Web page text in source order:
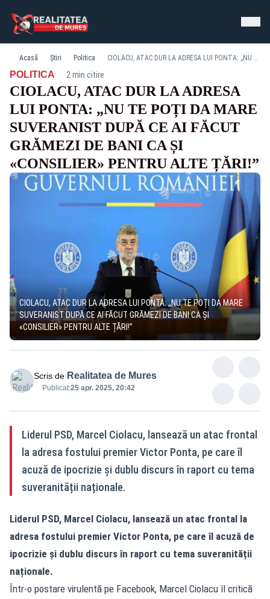
Acasă Știri Politica CIOLACU, ATAC DUR LA ADRESA LUI PONTA: „NU TE POȚI DA MARE SUVERANIST DUPĂ CE AI FĂCUT GRĂMEZI DE BANI CA ȘI «CONSILIER» PENTRU ALTE ȚĂRI!”
POLITICA· 2 min citire
CIOLACU, ATAC DUR LA ADRESA
LUI PONTA: „NU TE POȚI DA MARE
SUVERANIST DUPĂ CE AI FĂCUT
GRĂMEZI DE BANI CA ȘI
«CONSILIER» PENTRU ALTE ȚĂRI!”
CIOLACU, ATAC DUR LA ADRESA LUI PONTA: „NU TE POȚI DA MARE
SUVERANIST DUPĂ CE AI FĂCUT GRĂMEZI DE BANI CA ȘI
«CONSILIER» PENTRU ALTE ȚĂRI!”
Scris de Realitatea de Mures
Publicat:25 apr. 2025, 20:42
Liderul PSD, Marcel Ciolacu, lansează un atac frontal
la adresa fostului premier Victor Ponta, pe care îl
acuză de ipocrizie și dublu discurs în raport cu tema
suveranității naționale.
Liderul PSD, Marcel Ciolacu, lansează un atac frontal la
adresa fostului premier Victor Ponta, pe care îl acuză de
ipocrizie și dublu discurs în raport cu tema suveranității
naționale.
Într-o postare virulentă pe Facebook, Marcel Ciolacu îl critică